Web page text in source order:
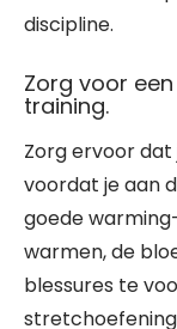
discipline.
Zorg voor
training.
Zorg ervoor
voordat je aan
goede
warmen, de
blessures te